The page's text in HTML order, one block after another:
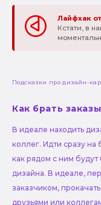
Лайфхак
Кстати, в
Подсказки про дизайн-
Как брать
В идеале находить
коллег. Идти сразу
как рядом с ним будут
дизайна. В идеале,
заказчиком,
друзьями или